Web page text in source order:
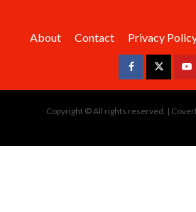
About Contact Privacy
FacebookTwitter
Copyright © All rights reserved. |